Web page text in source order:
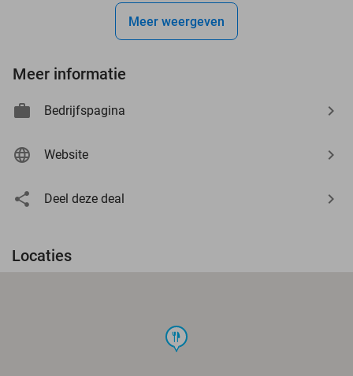
Meer weergeven
Meer informatie
Bedrijfspagina
Website
Deel deze deal
Locaties
food